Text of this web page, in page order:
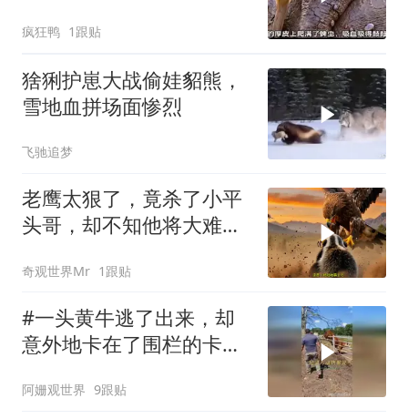
疯狂鸭 1跟贴
猞猁护崽大战偷娃貂熊，
雪地血拼场面惨烈
飞驰追梦
老鹰太狠了，竟杀了小平
头哥，却不知他将大难临
奇观世界Mr 1跟贴
#一头黄牛逃了出来，却
意外地卡在了围栏的卡子
阿姗观世界 9跟贴